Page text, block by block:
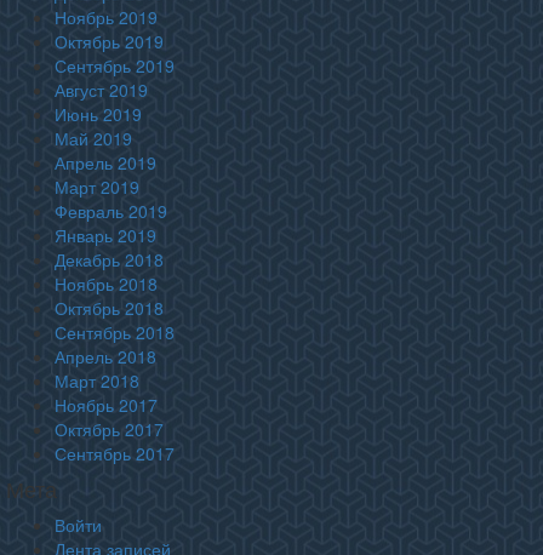
Ноябрь 2019
Октябрь 2019
Сентябрь 2019
Август 2019
Июнь 2019
Май 2019
Апрель 2019
Март 2019
Февраль 2019
Январь 2019
Декабрь 2018
Ноябрь 2018
Октябрь 2018
Сентябрь 2018
Апрель 2018
Март 2018
Ноябрь 2017
Октябрь 2017
Сентябрь 2017
Мета
Войти
Лента записей